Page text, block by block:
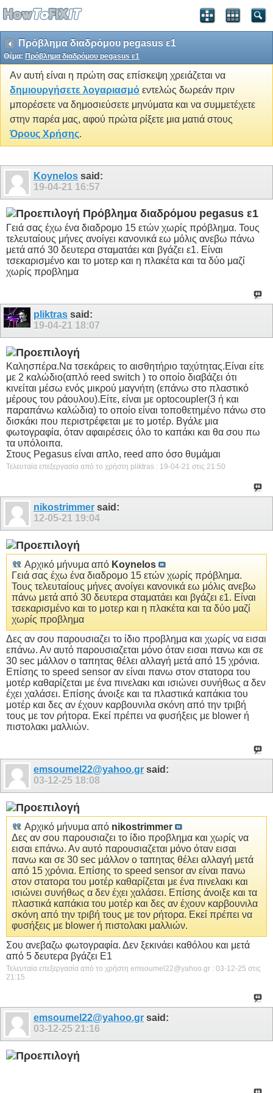
Πρόβλημα διαδρόμου pegasus ε1
Θέμα: Πρόβλημα διαδρόμου pegasus ε1
Αν αυτή είναι η πρώτη σας επίσκεψη χρειάζεται να
δημιουργήσετε λογαριασμό εντελώς δωρεάν πριν
μπορέσετε να δημοσιεύσετε μηνύματα και να συμμετέχετε
στην παρέα μας, αφού πρώτα ρίξετε μια ματιά στους
Όρους Χρήσης.
Koynelos said:
19-04-21 16:57
Πρόβλημα διαδρόμου pegasus ε1
Γειά σας έχω ένα διαδρομο 15 ετών χωρίς πρόβλημα. Τους
τελευταίους μήνες ανοίγει κανονικά εω μόλις ανεβω πάνω
μετά από 30 δευτερα σταματάει και βγάζει ε1. Είναι
τσεκαρισμένο και το μοτερ και η πλακέτα και τα δύο μαζί
χωρίς προβλημα
pliktras said:
19-04-21 18:07
Καλησπέρα.Να τσεκάρεις το αισθητήριο ταχύτητας.Είναι είτε
με 2 καλώδιο(απλό reed switch ) το οποίο διαβάζει ότι
κινείται μέσω ενός μικρού μαγνήτη (επάνω στο πλαστικό
μέρους του ράουλου).Είτε, είναι με optocoupler(3 ή και
παραπάνω καλώδια) το οποίο είναι τοποθετημένο πάνω στο
δισκάκι που περιστρέφεται με το μοτέρ. Βγάλε μια
φωτογραφία, όταν αφαιρέσεις όλο το καπάκι και θα σου πω
τα υπόλοιπα.
Στους Pegasus είναι απλο, reed απο όσο θυμάμαι
Τελευταία επεξεργασία από το χρήστη pliktras : 19-04-21 στις 21:50
nikostrimmer said:
12-05-21 19:04
Αρχικό μήνυμα από Koynelos
Γειά σας έχω ένα διαδρομο 15 ετών χωρίς πρόβλημα.
Τους τελευταίους μήνες ανοίγει κανονικά εω μόλις ανεβω
πάνω μετά από 30 δευτερα σταματάει και βγάζει ε1. Είναι
τσεκαρισμένο και το μοτερ και η πλακέτα και τα δύο μαζί
χωρίς προβλημα
Δες αν σου παρουσιαζει το ίδιο προβλημα και χωρίς να εισαι
επάνω. Αν αυτό παρουσιαζεται μόνο όταν εισαι πανω και σε
30 sec μάλλον ο ταπητας θέλει αλλαγή μετά από 15 χρόνια.
Επίσης το speed sensor αν είναι πανω στον στατορα του
μοτέρ καθαρίζεται με ένα πινελακι και ισιώνει συνήθως α δεν
έχει χαλάσει. Επίσης άνοιξε και τα πλαστικά καπάκια του
μοτέρ και δες αν έχουν καρβουνιλα σκόνη από την τριβή
τους με τον ρήτορα. Εκεί πρέπει να φυσήξεις με blower ή
πιστολακι μαλλιών.
emsoumel22@yahoo.gr said:
03-12-25 18:08
Αρχικό μήνυμα από nikostrimmer
Δες αν σου παρουσιαζει το ίδιο προβλημα και χωρίς να
εισαι επάνω. Αν αυτό παρουσιαζεται μόνο όταν εισαι
πανω και σε 30 sec μάλλον ο ταπητας θέλει αλλαγή μετά
από 15 χρόνια. Επίσης το speed sensor αν είναι πανω
στον στατορα του μοτέρ καθαρίζεται με ένα πινελακι και
ισιώνει συνήθως α δεν έχει χαλάσει. Επίσης άνοιξε και τα
πλαστικά καπάκια του μοτέρ και δες αν έχουν καρβουνιλα
σκόνη από την τριβή τους με τον ρήτορα. Εκεί πρέπει να
φυσήξεις με blower ή πιστολακι μαλλιών.
Σου ανεβαζω φωτογραφία. Δεν ξεκινάει καθόλου και μετά
από 5 δευτερα βγάζει Ε1
Τελευταία επεξεργασία από το χρήστη emsoumel22@yahoo.gr : 03-12-25 στις
21:15
emsoumel22@yahoo.gr said:
03-12-25 21:16